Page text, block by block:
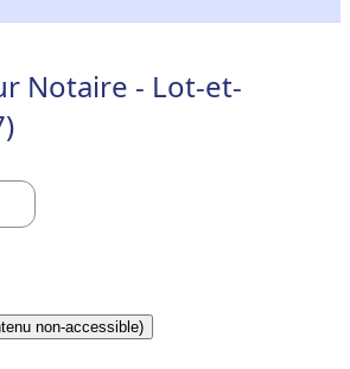
Notaire - Lot-et-
non-accessible)